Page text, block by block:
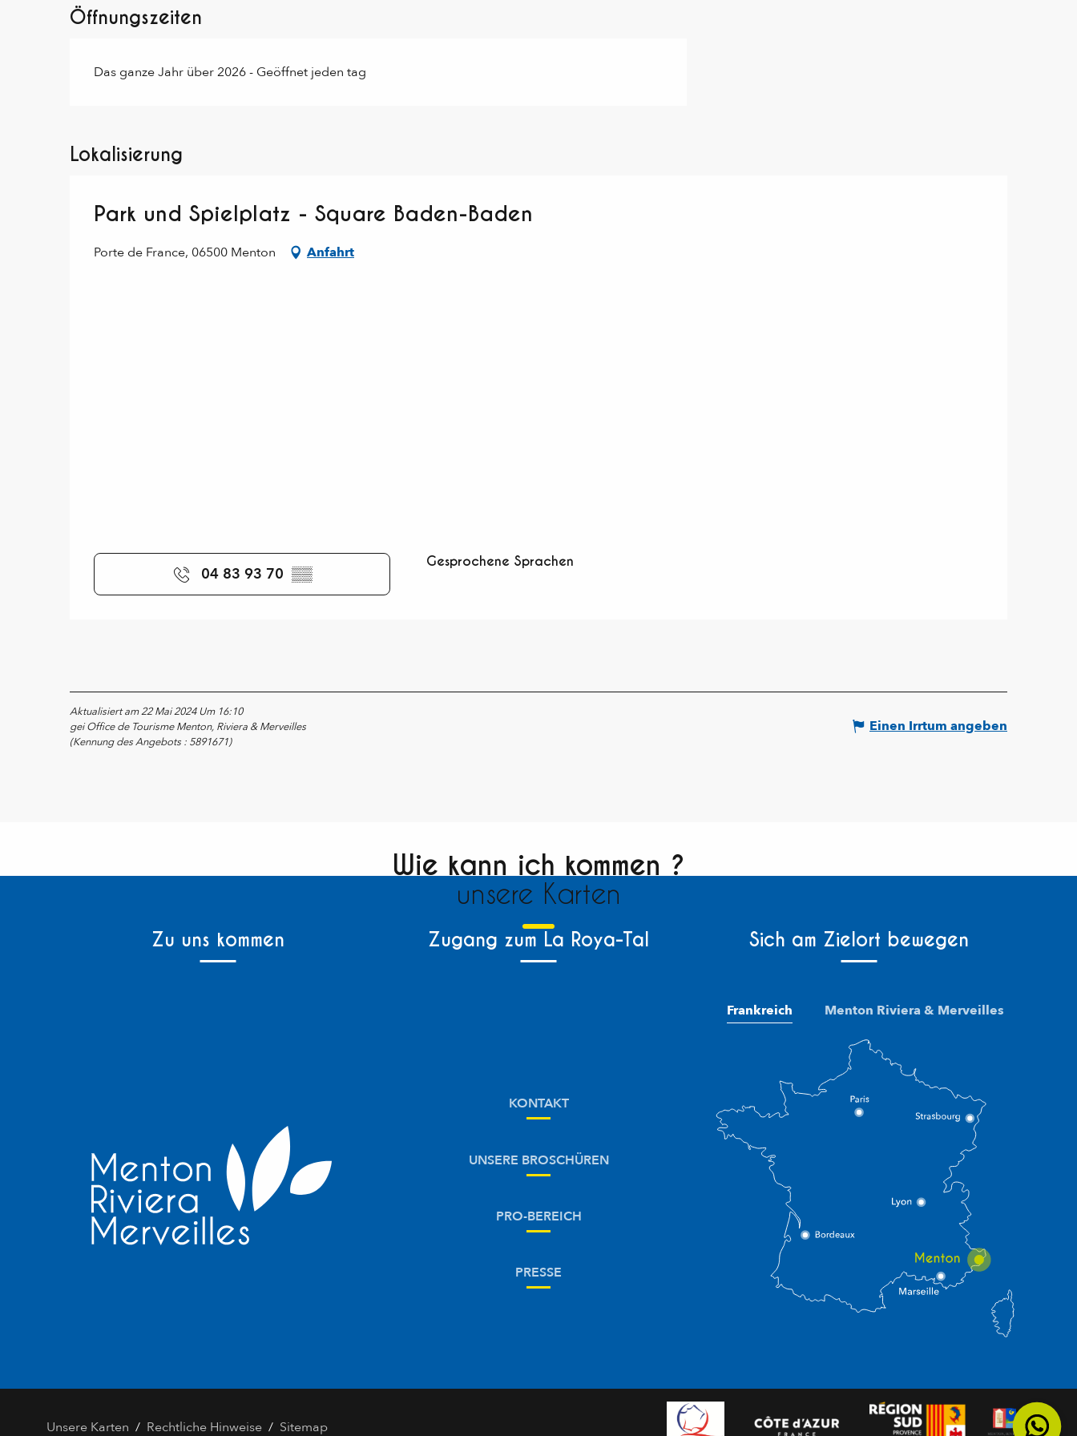
Öffnungszeiten
Das ganze Jahr über 2026 - Geöffnet jeden tag
Lokalisierung
Park und Spielplatz - Square Baden-Baden
Porte de France, 06500 Menton Anfahrt
04 83 93 70 ▒▒
Gesprochene Sprachen
Gesprochene Sprachen
Aktualisiert am 22 Mai 2024 Um 16:10
gei Office de Tourisme Menton, Riviera & Merveilles
(Kennung des Angebots : 5891671)
Einen Irrtum angeben
Wie kann ich kommen ?
unsere Karten
Zu uns kommen Zugang zum La Roya-Tal Sich am Zielort bewegen
KONTAKT
UNSERE BROSCHÜREN
PRO-BEREICH
PRESSE
Frankreich Menton Riviera & Merveilles
Unsere Karten / Rechtliche Hinweise / Sitemap